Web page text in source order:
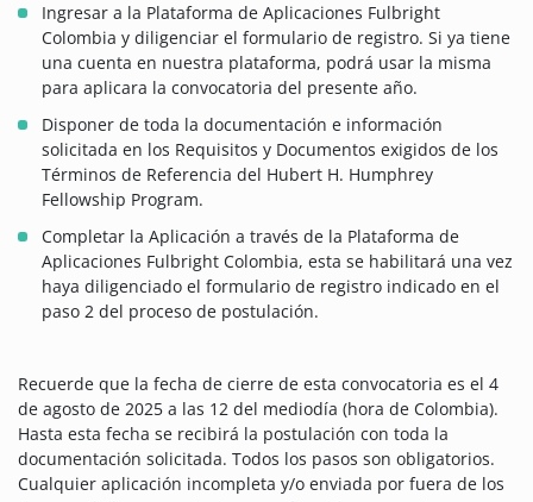
Ingresar a la Plataforma de Aplicaciones Fulbright
Colombia y diligenciar el formulario de registro. Si ya tiene
una cuenta en nuestra plataforma, podrá usar la misma
para aplicara la convocatoria del presente año.
Disponer de toda la documentación e información
solicitada en los Requisitos y Documentos exigidos de los
Términos de Referencia del Hubert H. Humphrey
Fellowship Program.
Completar la Aplicación a través de la Plataforma de
Aplicaciones Fulbright Colombia, esta se habilitará una vez
haya diligenciado el formulario de registro indicado en el
paso 2 del proceso de postulación.
Recuerde que la fecha de cierre de esta convocatoria es el 4
de agosto de 2025 a las 12 del mediodía (hora de Colombia).
Hasta esta fecha se recibirá la postulación con toda la
documentación solicitada. Todos los pasos son obligatorios.
Cualquier aplicación incompleta y/o enviada por fuera de los